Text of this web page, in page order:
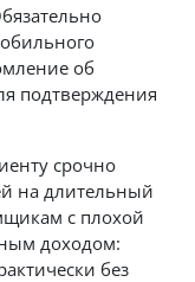
об
подтверждения
срочно
на длительный
с плохой
доходом:
без